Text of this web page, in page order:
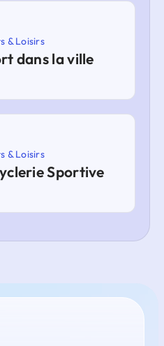
& Loisirs
dans la ville
& Loisirs
Sportive